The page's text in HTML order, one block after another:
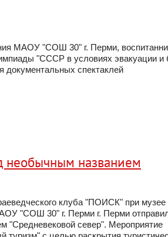
МАОУ "СОШ 30" г. Перми,
"СССР в условиях эвакуации и
документальных спектаклей
необычным названием
клуба "ПОИСК" при музее
"СОШ 30" г. Перми г. Перми
"Средневековой север". Мероприятие